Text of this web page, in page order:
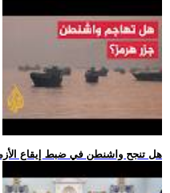
.. هل تنجح واشنطن في ضبط إيقاع